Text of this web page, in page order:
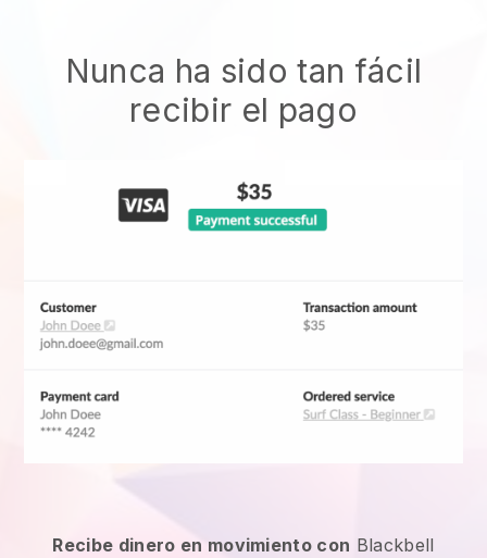
Nunca ha sido tan fácil
recibir el pago
Recibe dinero en movimiento con Blackbell